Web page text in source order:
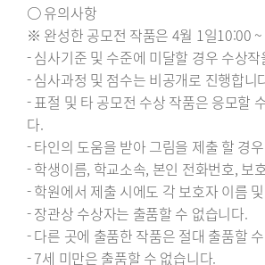
○ 유의사항
※ 완성한 공모전 작품은 4월 1일10:00
- 심사기준 및 수준에 미달할 경우 수상
- 심사과정 및 점수는 비공개로 진행합니
- 표절 및 타 공모전 수상 작품은 응모할
다.
- 타인의 도움을 받아 그림을 제출 할 경
- 학생이름, 학교소속, 본인 전화번호, 보
- 학원에서 제출 시에도 각 보호자 이름
- 장관상 수상자는 출품할 수 없습니다.
- 다른 곳에 출품한 작품은 절대 출품할
- 7세 미만은 출품할 수 없습니다.